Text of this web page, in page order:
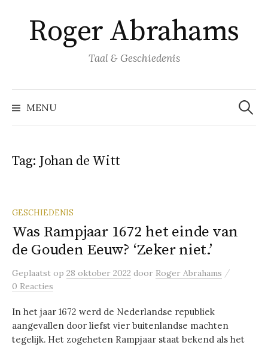
inhoud
springen
Roger Abrahams
Taal & Geschiedenis
MENU
Zoeken
naar:
Tag: Johan de Witt
GESCHIEDENIS
Was Rampjaar 1672 het einde van
de Gouden Eeuw? ‘Zeker niet.’
Geplaatst op 28 oktober 2022 door Roger Abrahams /
0 Reacties
In het jaar 1672 werd de Nederlandse republiek
aangevallen door liefst vier buitenlandse machten
tegelijk. Het zogeheten Rampjaar staat bekend als het